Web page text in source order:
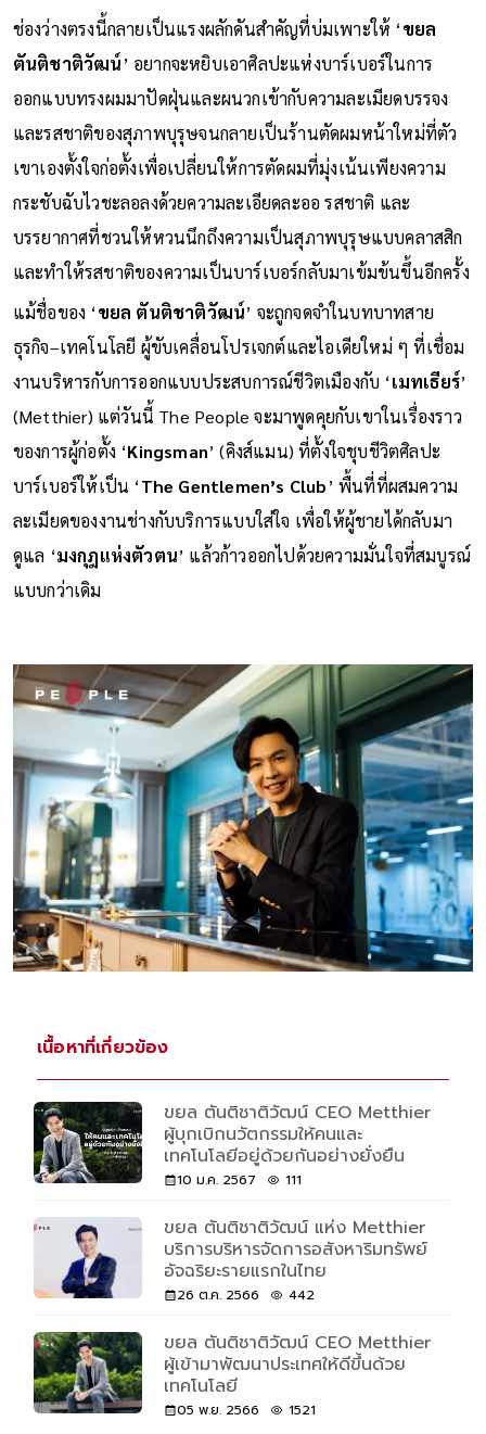
ช่องว่างตรงนี้กลายเป็นแรงผลักดันสำคัญที่บ่มเพาะให้ ‘ขยล
ตันติชาติวัฒน์’ อยากจะหยิบเอาศิลปะแห่งบาร์เบอร์ในการ
ออกแบบทรงผมมาปัดฝุ่นและผนวกเข้ากับความละเมียดบรรจง
และรสชาติของสุภาพบุรุษจนกลายเป็นร้านตัดผมหน้าใหม่ที่ตัว
เขาเองตั้งใจก่อตั้งเพื่อเปลี่ยนให้การตัดผมที่มุ่งเน้นเพียงความ
กระชับฉับไวชะลอลงด้วยความละเอียดละออ รสชาติ และ
บรรยากาศที่ชวนให้หวนนึกถึงความเป็นสุภาพบุรุษแบบคลาสสิก
และทำให้รสชาติของความเป็นบาร์เบอร์กลับมาเข้มข้นขึ้นอีกครั้ง
แม้ชื่อของ ‘ขยล ตันติชาติวัฒน์’ จะถูกจดจำในบทบาทสาย
ธุรกิจ–เทคโนโลยี ผู้ขับเคลื่อนโปรเจกต์และไอเดียใหม่ ๆ ที่เชื่อม
งานบริหารกับการออกแบบประสบการณ์ชีวิตเมืองกับ ‘เมทเธียร์’
(Metthier) แต่วันนี้ The People จะมาพูดคุยกับเขาในเรื่องราว
ของการผู้ก่อตั้ง ‘Kingsman’ (คิงส์แมน) ที่ตั้งใจชุบชีวิตศิลปะ
บาร์เบอร์ให้เป็น ‘The Gentlemen’s Club’ พื้นที่ที่ผสมความ
ละเมียดของงานช่างกับบริการแบบใส่ใจ เพื่อให้ผู้ชายได้กลับมา
ดูแล ‘มงกุฎแห่งตัวตน’ แล้วก้าวออกไปด้วยความมั่นใจที่สมบูรณ์
แบบกว่าเดิม
เนื้อหาที่เกี่ยวข้อง
ขยล ตันติชาติวัฒน์ CEO Metthier
ผู้บุกเบิกนวัตกรรมให้คนและ
เทคโนโลยีอยู่ด้วยกันอย่างยั่งยืน
10 ม.ค. 2567 111
ขยล ตันติชาติวัฒน์ แห่ง Metthier
บริการบริหารจัดการอสังหาริมทรัพย์
อัจฉริยะรายแรกในไทย
26 ต.ค. 2566 442
ขยล ตันติชาติวัฒน์ CEO Metthier
ผู้เข้ามาพัฒนาประเทศให้ดีขึ้นด้วย
เทคโนโลยี
05 พ.ย. 2566 1521